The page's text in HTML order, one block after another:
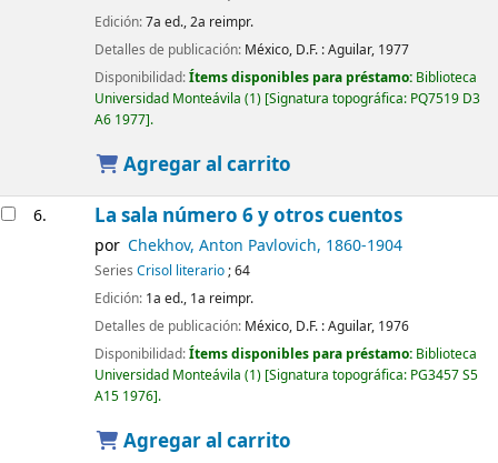
Edición:7a ed., 2a reimpr.
Detalles de publicación: México, D.F. :Aguilar, 1977
Disponibilidad:Ítems disponibles para préstamo: Biblioteca
Universidad Monteávila (1) Signatura topográfica: PQ7519 D3
A6 1977 .
Agregar al carrito
6. La sala número 6 y otros cuentos
por Chekhov, Anton Pavlovich, 1860-1904
Series Crisol literario; 64
Edición: 1a ed., 1a reimpr.
Detalles de publicación: México, D.F. :Aguilar, 1976
Disponibilidad:Ítems disponibles para préstamo: Biblioteca
Universidad Monteávila (1) Signatura topográfica: PG3457 S5
A15 1976 .
Agregar al carrito